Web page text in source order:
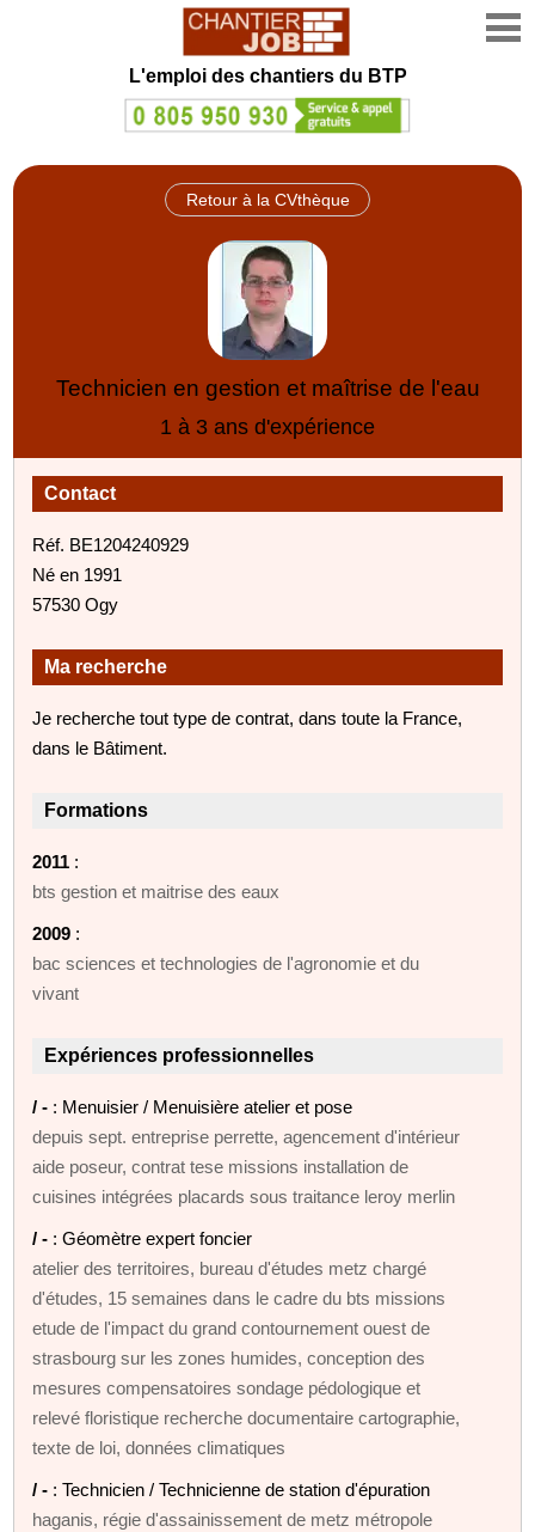
L'emploi des chantiers du BTP
Retour à la CVthèque
Technicien en gestion et maîtrise de l'eau
1 à 3 ans d'expérience
Contact
Réf. BE1204240929
Né en 1991
57530 Ogy
Ma recherche
Je recherche tout type de contrat, dans toute la France,
dans le Bâtiment.
Formations
2011 :
bts gestion et maitrise des eaux
2009 :
bac sciences et technologies de l'agronomie et du
vivant
Expériences professionnelles
/ - : Menuisier / Menuisière atelier et pose
depuis sept. entreprise perrette, agencement d'intérieur
aide poseur, contrat tese missions installation de
cuisines intégrées placards sous traitance leroy merlin
/ - : Géomètre expert foncier
atelier des territoires, bureau d'études metz chargé
d'études, 15 semaines dans le cadre du bts missions
etude de l'impact du grand contournement ouest de
strasbourg sur les zones humides, conception des
mesures compensatoires sondage pédologique et
relevé floristique recherche documentaire cartographie,
texte de loi, données climatiques
/ - : Technicien / Technicienne de station d'épuration
haganis, régie d'assainissement de metz métropole